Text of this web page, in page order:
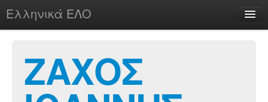
Ελληνικά ΕΛΟ
chesstu.be @ discord
ΖΑΧΟΣ